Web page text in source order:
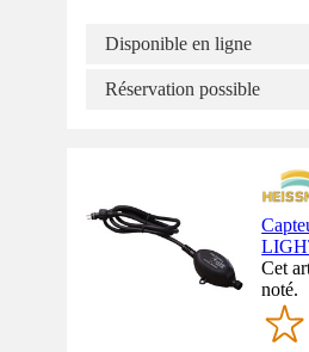
Disponible en ligne
Réservation possible
Cet
noté.